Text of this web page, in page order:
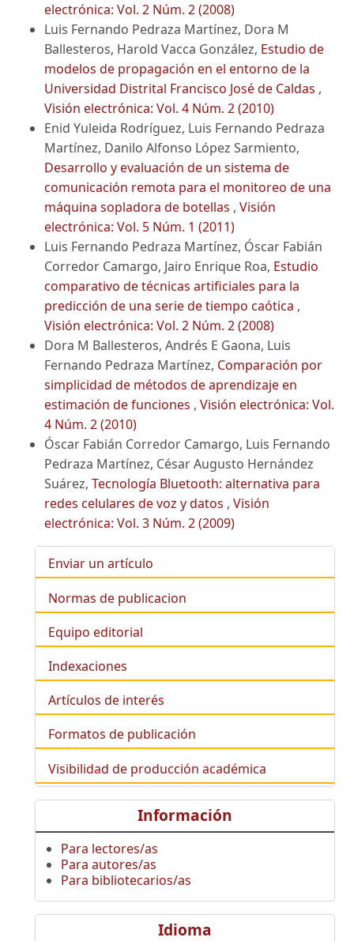
electrónica: Vol. 2 Núm. 2 (2008)
Luis Fernando Pedraza Martínez, Dora M
Ballesteros, Harold Vacca González, Estudio de
modelos de propagación en el entorno de la
Universidad Distrital Francisco José de Caldas ,
Visión electrónica: Vol. 4 Núm. 2 (2010)
Enid Yuleida Rodríguez, Luis Fernando Pedraza
Martínez, Danilo Alfonso López Sarmiento,
Desarrollo y evaluación de un sistema de
comunicación remota para el monitoreo de una
máquina sopladora de botellas , Visión
electrónica: Vol. 5 Núm. 1 (2011)
Luis Fernando Pedraza Martínez, Óscar Fabián
Corredor Camargo, Jairo Enrique Roa, Estudio
comparativo de técnicas artificiales para la
predicción de una serie de tiempo caótica ,
Visión electrónica: Vol. 2 Núm. 2 (2008)
Dora M Ballesteros, Andrés E Gaona, Luis
Fernando Pedraza Martínez, Comparación por
simplicidad de métodos de aprendizaje en
estimación de funciones , Visión electrónica: Vol.
4 Núm. 2 (2010)
Óscar Fabián Corredor Camargo, Luis Fernando
Pedraza Martínez, César Augusto Hernández
Suárez, Tecnología Bluetooth: alternativa para
redes celulares de voz y datos , Visión
electrónica: Vol. 3 Núm. 2 (2009)
Enviar un artículo
Normas de publicacion
Equipo editorial
Indexaciones
Artículos de interés
Formatos de publicación
Visibilidad de producción académica
Información
Para lectores/as
Para autores/as
Para bibliotecarios/as
Idioma